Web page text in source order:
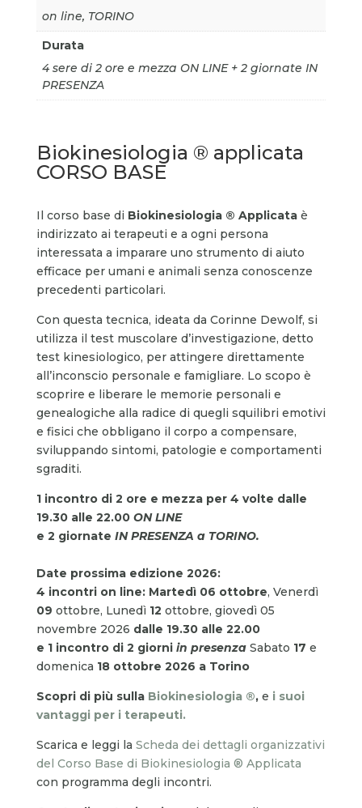
on line, TORINO
Durata
4 sere di 2 ore e mezza ON LINE + 2 giornate IN
PRESENZA
Biokinesiologia ® applicata
CORSO BASE
Il corso base di Biokinesiologia ® Applicata è
indirizzato ai terapeuti e a ogni persona
interessata a imparare uno strumento di aiuto
efficace per umani e animali senza conoscenze
precedenti particolari.
Con questa tecnica, ideata da Corinne Dewolf, si
utilizza il test muscolare d’investigazione, detto
test kinesiologico, per attingere direttamente
all’inconscio personale e famigliare. Lo scopo è
scoprire e liberare le memorie personali e
genealogiche alla radice di quegli squilibri emotivi
e fisici che obbligano il corpo a compensare,
sviluppando sintomi, patologie e comportamenti
sgraditi.
1 incontro di 2 ore e mezza per 4 volte dalle
19.30 alle 22.00 ON LINE
e 2 giornate IN PRESENZA a TORINO.
Date prossima edizione 2026:
4 incontri on line: Martedì 06 ottobre, Venerdì
09 ottobre, Lunedì 12 ottobre, giovedì 05
novembre 2026 dalle 19.30 alle 22.00
e 1 incontro di 2 giorni in presenza Sabato 17 e
domenica 18 ottobre 2026 a Torino
Scopri di più sulla Biokinesiologia ®, e i suoi
vantaggi per i terapeuti.
Scarica e leggi la Scheda dei dettagli organizzativi
del Corso Base di Biokinesiologia ® Applicata
con programma degli incontri.